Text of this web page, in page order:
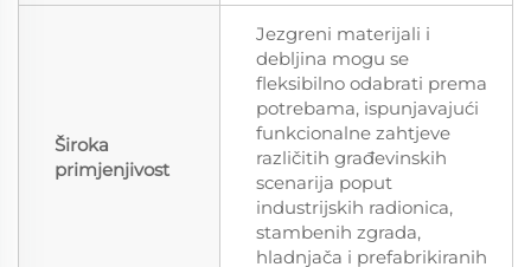
Široka
primjenjivost
Jezgreni materijali i
debljina mogu se
fleksibilno odabrati prema
potrebama, ispunjavajući
funkcionalne zahtjeve
različitih građevinskih
scenarija poput
industrijskih radionica,
stambenih zgrada,
hladnjača i prefabrikiranih